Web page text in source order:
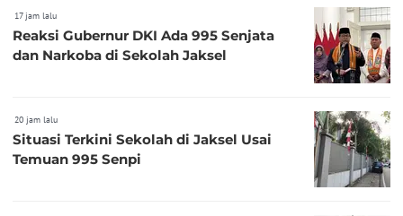
17 jam lalu
Reaksi Gubernur DKI Ada 995 Senjata
dan Narkoba di Sekolah Jaksel
20 jam lalu
Situasi Terkini Sekolah di Jaksel Usai
Temuan 995 Senpi